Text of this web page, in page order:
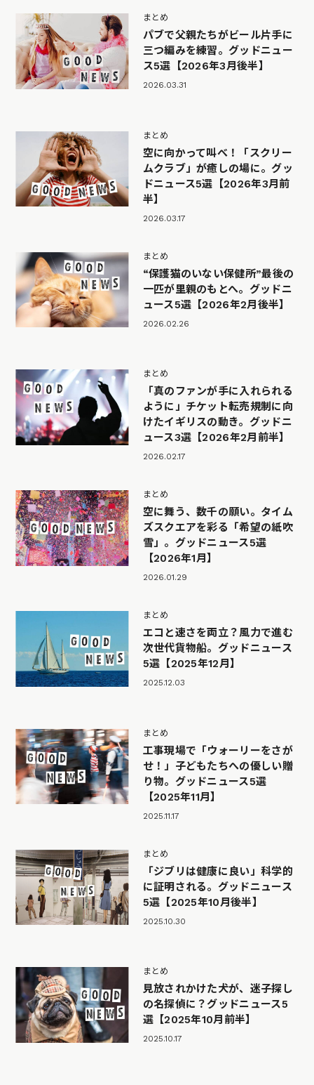
まとめ
パブで父親たちがビール片手に
三つ編みを練習。グッドニュー
ス5選【2026年3月後半】
2026.03.31
まとめ
空に向かって叫べ！「スクリー
ムクラブ」が癒しの場に。グッ
ドニュース5選【2026年3月前
半】
2026.03.17
まとめ
“保護猫のいない保健所”最後の
一匹が里親のもとへ。グッドニ
ュース5選【2026年2月後半】
2026.02.26
まとめ
「真のファンが手に入れられる
ように」チケット転売規制に向
けたイギリスの動き。グッドニ
ュース3選【2026年2月前半】
2026.02.17
まとめ
空に舞う、数千の願い。タイム
ズスクエアを彩る「希望の紙吹
雪」。グッドニュース5選
【2026年1月】
2026.01.29
まとめ
エコと速さを両立？風力で進む
次世代貨物船。グッドニュース
5選【2025年12月】
2025.12.03
まとめ
工事現場で「ウォーリーをさが
せ！」子どもたちへの優しい贈
り物。グッドニュース5選
【2025年11月】
2025.11.17
まとめ
「ジブリは健康に良い」科学的
に証明される。グッドニュース
5選【2025年10月後半】
2025.10.30
まとめ
見放されかけた犬が、迷子探し
の名探偵に？グッドニュース5
選【2025年10月前半】
2025.10.17